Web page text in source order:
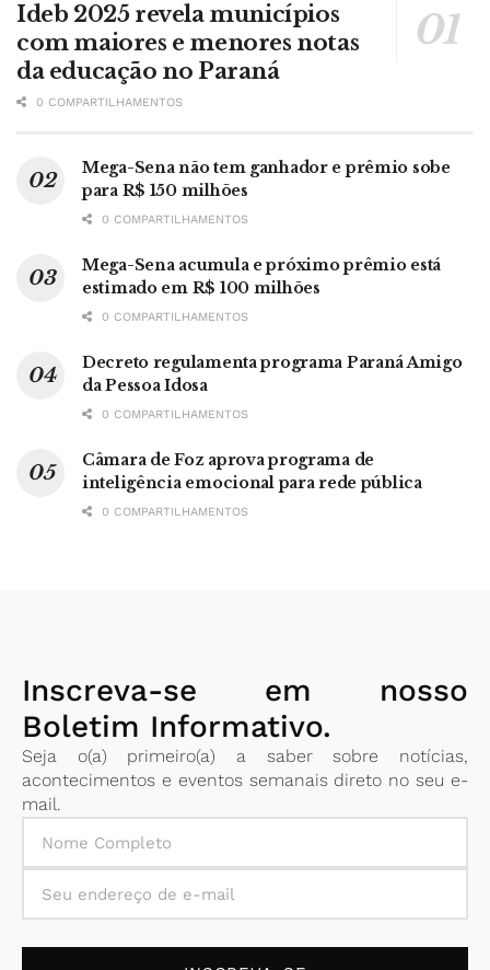
Ideb 2025 revela municípios
com maiores e menores notas
da educação no Paraná
0 COMPARTILHAMENTOS
Mega-Sena não tem ganhador e prêmio sobe
para R$ 150 milhões
0 COMPARTILHAMENTOS
Mega-Sena acumula e próximo prêmio está
estimado em R$ 100 milhões
0 COMPARTILHAMENTOS
Decreto regulamenta programa Paraná Amigo
da Pessoa Idosa
0 COMPARTILHAMENTOS
Câmara de Foz aprova programa de
inteligência emocional para rede pública
0 COMPARTILHAMENTOS
Inscreva-se em nosso
Boletim Informativo.
Seja o(a) primeiro(a) a saber sobre notícias,
acontecimentos e eventos semanais direto no seu e-
mail.